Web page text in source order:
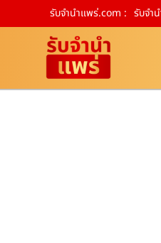
รับจํานําแพร่.com : รับจำ